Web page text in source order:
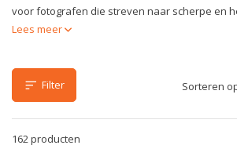
voor fotografen die streven naar scherpe en
Lees meer
Filter
162 producten
Sorteren